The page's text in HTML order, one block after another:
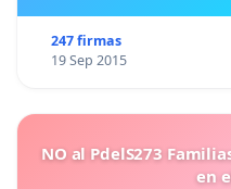
247 firmas
19 Sep 2015
NO al PdelS273
en